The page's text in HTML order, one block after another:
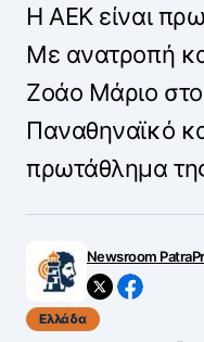
Η ΑΕΚ είναι
Με ανατροπή
Ζοάο Μάριο στο
Παναθηναϊκό
πρωτάθλημα
Newsroom
Ελλάδα